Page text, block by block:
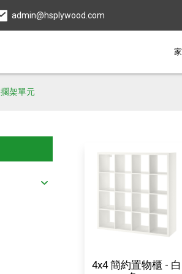
admin@hsplywood.com
家
擱架單元
4x4 簡約置物櫃 - 白